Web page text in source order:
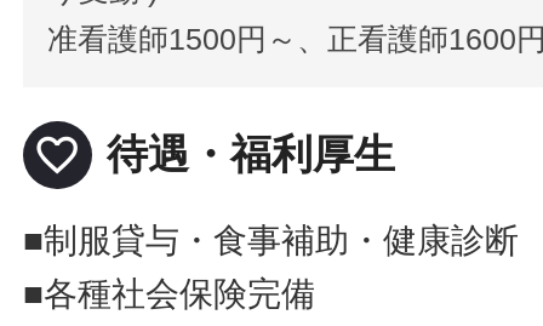
准看護師1500円～、正看護師1600
favorite_border 待遇・福利厚生
■制服貸与・食事補助・健康診断
■各種社会保険完備